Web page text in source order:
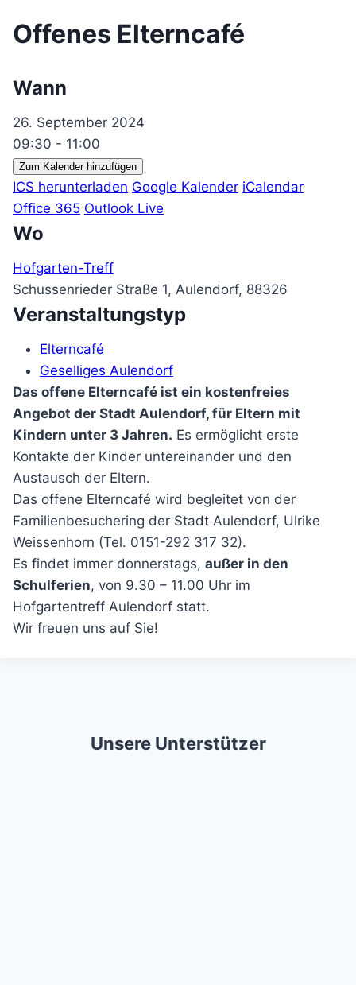
Offenes Elterncafé
Wann
26. September 2024
09:30 - 11:00
Zum Kalender hinzufügen
ICS herunterladen Google Kalender iCalendar
Office 365 Outlook Live
Wo
Hofgarten-Treff
Schussenrieder Straße 1, Aulendorf, 88326
Veranstaltungstyp
Elterncafé
Geselliges Aulendorf
Das offene Elterncafé ist ein kostenfreies
Angebot der Stadt Aulendorf, für Eltern mit
Kindern unter 3 Jahren. Es ermöglicht erste
Kontakte der Kinder untereinander und den
Austausch der Eltern.
Das offene Elterncafé wird begleitet von der
Familienbesuchering der Stadt Aulendorf, Ulrike
Weissenhorn (Tel. 0151-292 317 32).
Es findet immer donnerstags, außer in den
Schulferien, von 9.30 – 11.00 Uhr im
Hofgartentreff Aulendorf statt.
Wir freuen uns auf Sie!
Unsere Unterstützer